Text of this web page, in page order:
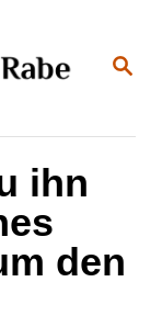
S
E
ihn
den